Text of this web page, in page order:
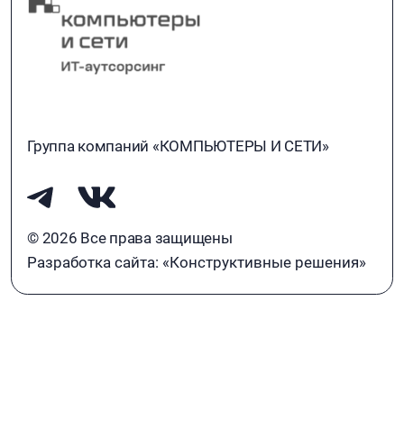
Группа компаний «КОМПЬЮТЕРЫ И СЕТИ»
© 2026 Все права защищены
Разработка сайта: «Конструктивные решения»